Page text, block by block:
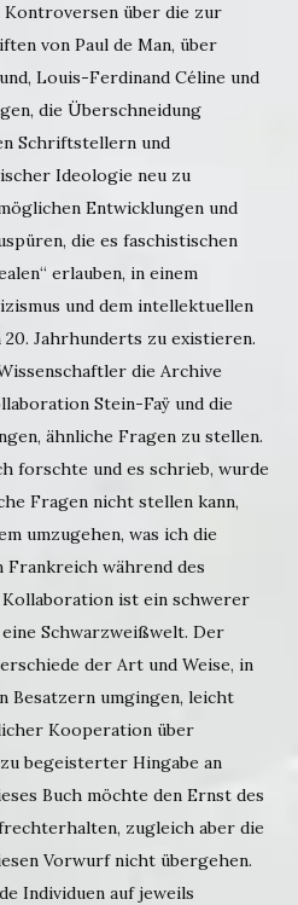
Kontroversen über die zur
von Paul de Man, über
Louis-Ferdinand Céline und
die Überschneidung
Schriftstellern und
Ideologie neu zu
Entwicklungen und
die es faschistischen
erlauben, in einem
und dem intellektuellen
Jahrhunderts zu existieren.
die Archive
Stein-Faÿ und die
ähnliche Fragen zu stellen.
forschte und es schrieb, wurde
Fragen nicht stellen kann,
umzugehen, was ich die
Frankreich während des
ist ein schwerer
Schwarzweißwelt. Der
der Art und Weise, in
Besatzern umgingen, leicht
Kooperation über
begeisterter Hingabe an
Buch möchte den Ernst des
zugleich aber die
Vorwurf nicht übergehen.
Individuen auf jeweils